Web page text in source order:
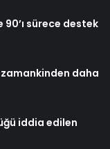
90’ı sürece destek
zamankinden daha
iddia edilen